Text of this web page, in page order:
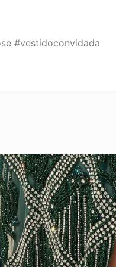
#vestidoconvidada